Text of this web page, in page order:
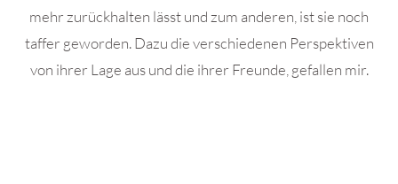
mehr zurückhalten lässt und zum anderen, ist sie noch
taffer geworden. Dazu die verschiedenen Perspektiven
von ihrer Lage aus und die ihrer Freunde, gefallen mir.